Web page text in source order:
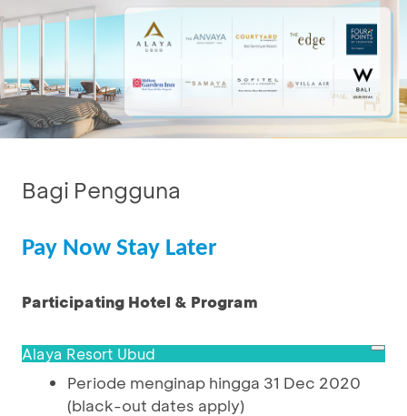
Bagi Pengguna
Pay Now Stay Later
Participating Hotel & Program
Alaya Resort Ubud
Periode menginap hingga 31 Dec 2020
(black-out dates apply)